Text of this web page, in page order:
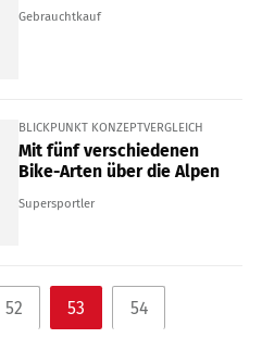
Gebrauchtkauf
BLICKPUNKT KONZEPTVERGLEICH
Mit fünf verschiedenen
Bike-Arten über die Alpen
Supersportler
52 53 54